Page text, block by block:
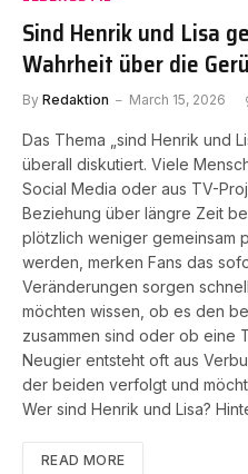
Sind Henrik und Lisa
Wahrheit über die
By Redaktion March 15, 2026
Das Thema „sind Henrik und
überall diskutiert. Viele
Social Media oder aus TV-
Beziehung über längre Zeit
plötzlich weniger gemeinsam
werden, merken Fans das
Veränderungen sorgen
möchten wissen, ob es den
zusammen sind oder ob eine
Neugier entsteht oft aus
der beiden verfolgt und
Wer sind Henrik und Lisa?
READ MORE